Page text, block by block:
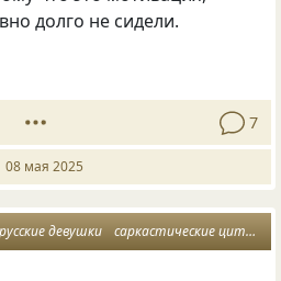
долго не сидели.
7
08 мая 2025
русские девушки саркастические цитаты